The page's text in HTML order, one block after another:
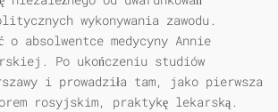
wykonywania zawodu.
o absolwentce medycyny Annie
Po ukończeniu studiów
i prowadziła tam, jako pierwsza
rosyjskim, praktykę lekarską.